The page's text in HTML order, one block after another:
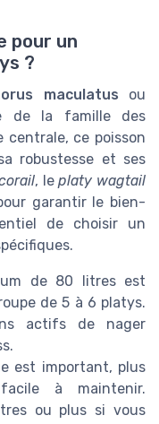
pour un
?
maculatus ou
de la famille des
centrale, ce poisson
robustesse et ses
, leplaty wagtail
garantir le bien-
de choisir un
de 80 litres est
de 5 à 6 platys.
actifs de nager
est important, plus
à maintenir.
ou plus si vous